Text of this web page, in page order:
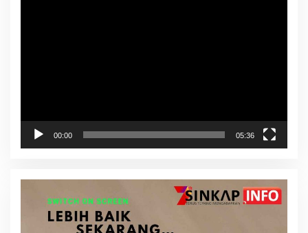
00:00 05:36